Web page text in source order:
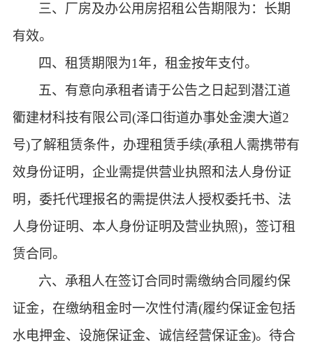
三、厂房及办公用房招租公告期限为：长期
有效。
四、 租赁期限为1年，租金按年支付。
五、 有意向承租者请于公告之日起到 潜江道
衢建材科技有限公司(泽口街道办事处金澳大道2
号)了解租赁条件，办理租赁手续(承租人需携带有
效身份证明，企业需提供营业执照和法人身份证
明，委托代理报名的需提供法人授权委托书、法
人身份证明、本人身份证明及营业执照)， 签订租
赁合同。
六、承租人在签订合同时需缴纳合同履约保
证金，在缴纳租金时一次性付清(履约保证金包括
水电押金、设施保证金、诚信经营保证金)。待合